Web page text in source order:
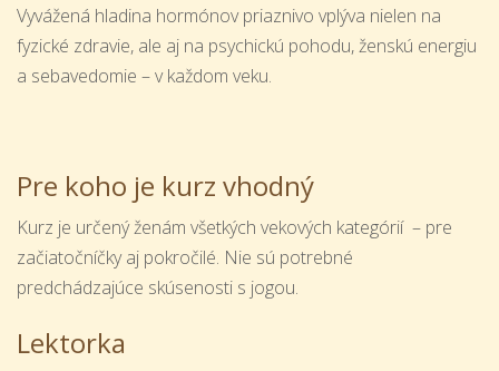
Vyvážená hladina hormónov priaznivo vplýva nielen na
fyzické zdravie, ale aj na psychickú pohodu, ženskú energiu
a sebavedomie – v každom veku.
Pre koho je kurz vhodný
Kurz je určený ženám všetkých vekových kategórií – pre
začiatočníčky aj pokročilé. Nie sú potrebné
predchádzajúce skúsenosti s jogou.
Lektorka